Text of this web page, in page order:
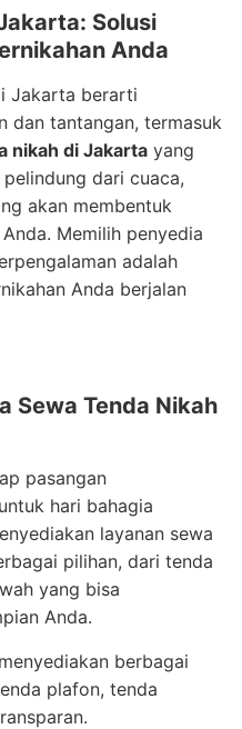
Solusi
Anda
Jakarta berarti
dan tantangan, termasuk
nikah di Jakartayang
dari cuaca,
akan membentuk
Memilih penyedia
adalah
Anda berjalan
Sewa Tenda Nikah
pasangan
hari bahagia
layanan sewa
pilihan, dari tenda
yang bisa
Anda.
berbagai
plafon, tenda